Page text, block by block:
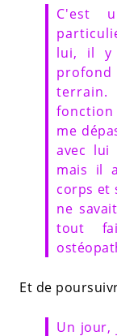
C'est
lui, il y
fonction
me
avec lui
mais il
corps et
ne
tout
Et de
Un jour,